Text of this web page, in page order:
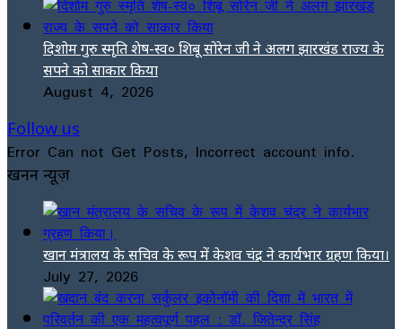
दिशोम गुरु स्मृति शेष-स्व० शिबू सोरेन जी ने अलग झारखंड राज्य के
सपने को साकार किया
August 4, 2026
Follow us
Error Can not Get Posts, Incorrect account info.
खनन न्यूज़
खान मंत्रालय के सचिव के रूप में केशव चंद्र ने कार्यभार ग्रहण किया।
July 27, 2026